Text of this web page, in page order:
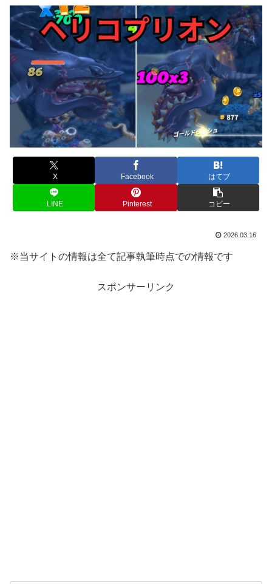
X Facebook はてブ
LINE Pinterest コピー
2026.03.16
※当サイトの情報は全て記事執筆時点での情報です
スポンサーリンク